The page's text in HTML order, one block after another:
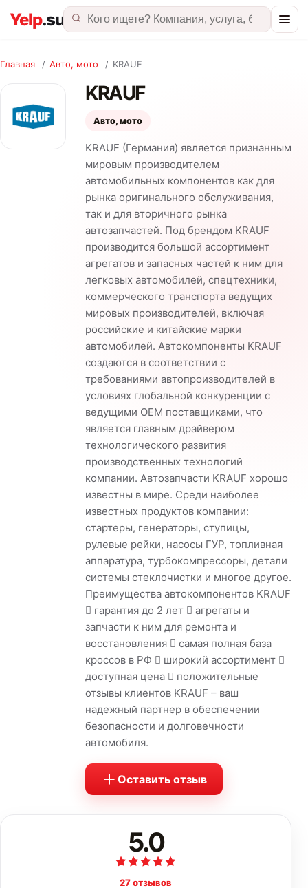
Главная / Авто, мото / KRAUF
KRAUF
Авто, мото
KRAUF (Германия) является признанным
мировым производителем
автомобильных компонентов как для
рынка оригинального обслуживания,
так и для вторичного рынка
автозапчастей. Под брендом KRAUF
производится большой ассортимент
агрегатов и запасных частей к ним для
легковых автомобилей, спецтехники,
коммерческого транспорта ведущих
мировых производителей, включая
российские и китайские марки
автомобилей. Автокомпоненты KRAUF
создаются в соответствии с
требованиями автопроизводителей в
условиях глобальной конкуренции с
ведущими OEM поставщиками, что
является главным драйвером
технологического развития
производственных технологий
компании. Автозапчасти KRAUF хорошо
известны в мире. Среди наиболее
известных продуктов компании:
стартеры, генераторы, ступицы,
рулевые рейки, насосы ГУР, топливная
аппаратура, турбокомпрессоры, детали
системы стеклочистки и многое другое.
Преимущества автокомпонентов KRAUF
 гарантия до 2 лет  агрегаты и
запчасти к ним для ремонта и
восстановления  самая полная база
кроссов в РФ  широкий ассортимент 
доступная цена  положительные
отзывы клиентов KRAUF – ваш
надежный партнер в обеспечении
безопасности и долговечности
автомобиля.
Оставить отзыв
5.0
27 отзывов